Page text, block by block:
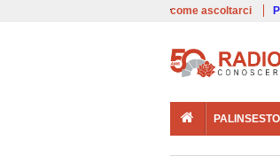
come ascoltarci
PALINSESTO